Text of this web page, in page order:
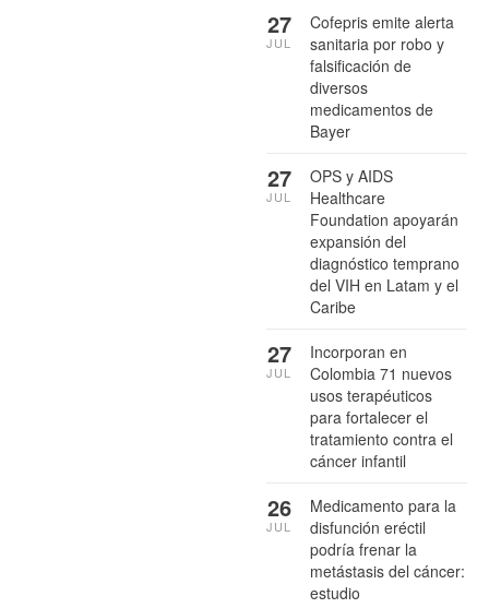
Cofepris emite alerta
sanitaria por robo y
falsificación de
diversos
medicamentos de
Bayer
27
JUL
OPS y AIDS
Healthcare
Foundation apoyarán
expansión del
diagnóstico temprano
del VIH en Latam y el
Caribe
27
JUL
Incorporan en
Colombia 71 nuevos
usos terapéuticos
para fortalecer el
tratamiento contra el
cáncer infantil
27
JUL
Medicamento para la
disfunción eréctil
podría frenar la
metástasis del cáncer:
estudio
26
JUL